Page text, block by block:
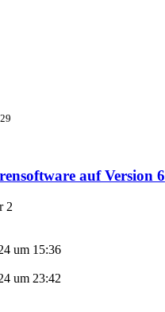
auf Version 6
2
um 15:36
um 23:42